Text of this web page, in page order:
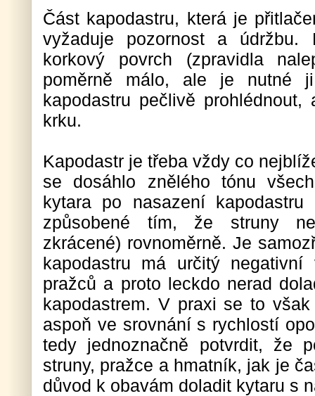
Část kapodastru, která je
vyžaduje pozornost a
korkový povrch (zpravidla
poměrně málo, ale je nutné
kapodastru pečlivě
krku.
Kapodastr je třeba vždy co
se dosáhlo znělého tónu
kytara po nasazení
způsobené tím, že struny
zkrácené) rovnoměrně. Je
kapodastru má určitý
pražců a proto leckdo nerad
kapodastrem. V praxi se to
aspoň ve srovnání s rychlostí
tedy jednoznačně potvrdit, že
struny, pražce a hmatník, jak je
důvod k obavám doladit kytaru s